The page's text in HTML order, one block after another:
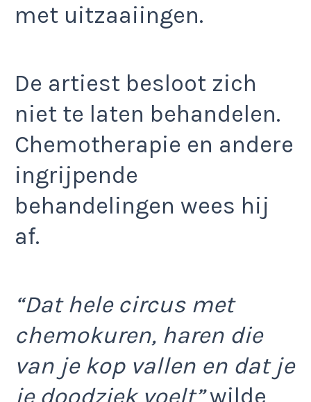
met uitzaaiingen.
De artiest besloot zich
niet te laten behandelen.
Chemotherapie en andere
ingrijpende
behandelingen wees hij
af.
“Dat hele circus met
chemokuren, haren die
van je kop vallen en dat je